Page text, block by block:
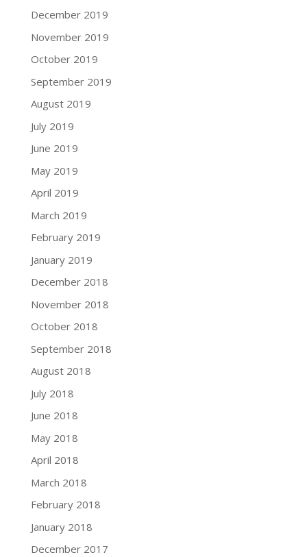
December 2019
November 2019
October 2019
September 2019
August 2019
July 2019
June 2019
May 2019
April 2019
March 2019
February 2019
January 2019
December 2018
November 2018
October 2018
September 2018
August 2018
July 2018
June 2018
May 2018
April 2018
March 2018
February 2018
January 2018
December 2017